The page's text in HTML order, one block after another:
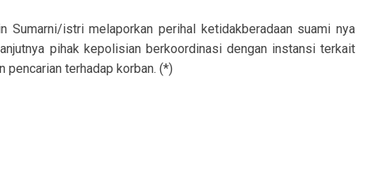
Sumarni/istri melaporkan perihal ketidakberadaan suami nya
pihak kepolisian berkoordinasi dengan instansi terkait
pencarian terhadap korban. (*)